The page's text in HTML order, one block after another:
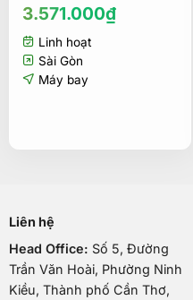
3.571.000₫
Linh hoạt
Sài Gòn
Máy bay
Liên hệ
Head Office: Số 5, Đường
Trần Văn Hoài, Phường Ninh
Kiều, Thành phố Cần Thơ,